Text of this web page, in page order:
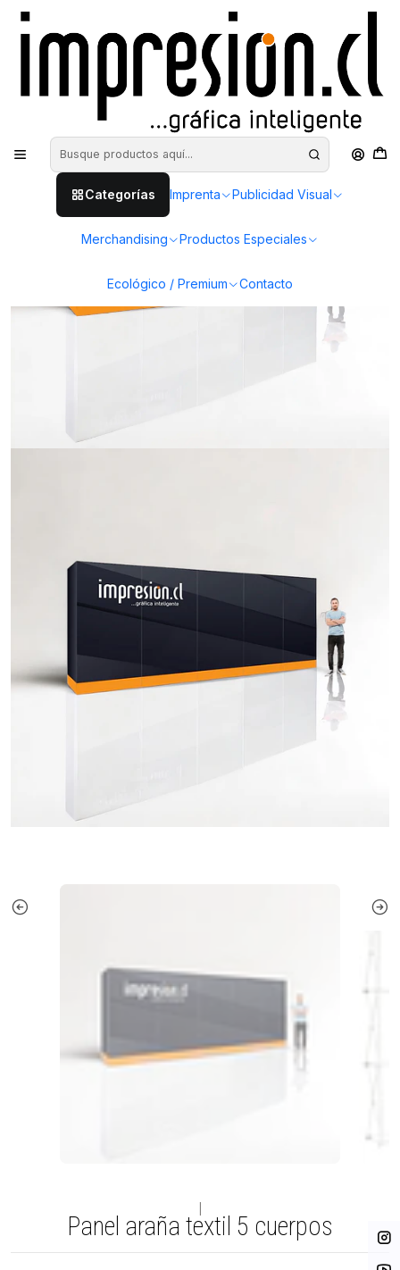
Categorías Imprenta Publicidad Visual
Merchandising Productos Especiales
Ecológico / Premium Contacto
Panel araña textil 5 cuerpos